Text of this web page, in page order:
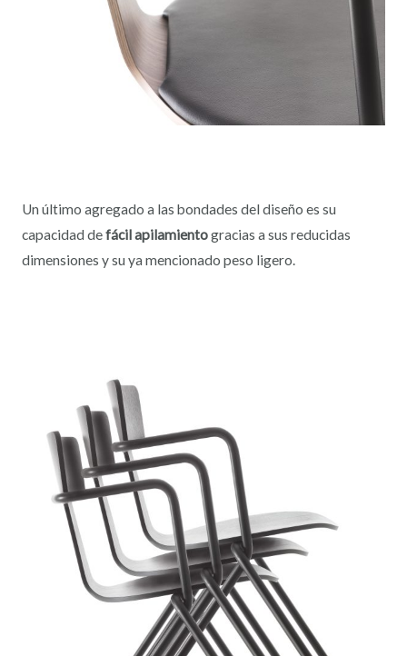
Un último agregado a las bondades del diseño es su
capacidad defácil apilamientogracias a sus reducidas
dimensiones y su ya mencionado peso ligero.